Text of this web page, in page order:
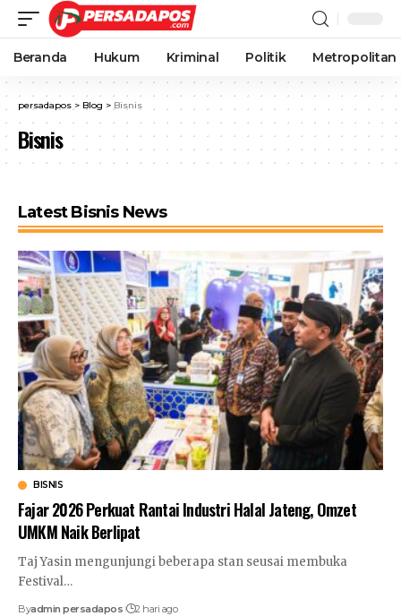
Beranda Hukum Kriminal Politik Metropolitan
persadapos > Blog > Bisnis
Bisnis
Latest Bisnis News
BISNIS
Fajar 2026 Perkuat Rantai Industri Halal Jateng, Omzet
UMKM Naik Berlipat
Taj Yasin mengunjungi beberapa stan seusai membuka
Festival…
Byadmin persadapos 2 hari ago